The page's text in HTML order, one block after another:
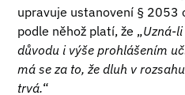
upravuje ustanovení § 2053
podle něhož platí, že „Uzná-
důvodu i výše prohlášením
má se za to, že dluh v
trvá.“